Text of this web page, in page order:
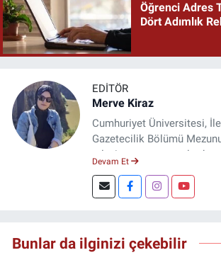
Öğrenci Adres
Dört Adımlık
EDITÖR
Merve Kiraz
Cumhuriyet Üniversitesi,
Gazetecilik Bölümü
televizyon ve gazetelerde
Şuan,
sitesinin Yazı İşleri
Devam Et
Bunlar da ilginizi çekebilir